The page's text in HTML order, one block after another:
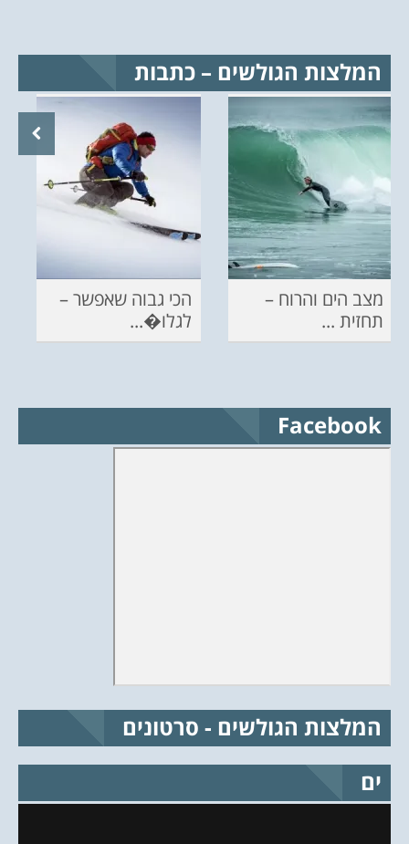
המלצות הגולשים – כתבות
מצב הים והרוח –
תחזית ...
הכי גבוה שאפשר –
לגלו�...
Facebook
המלצות הגולשים - סרטונים
ים